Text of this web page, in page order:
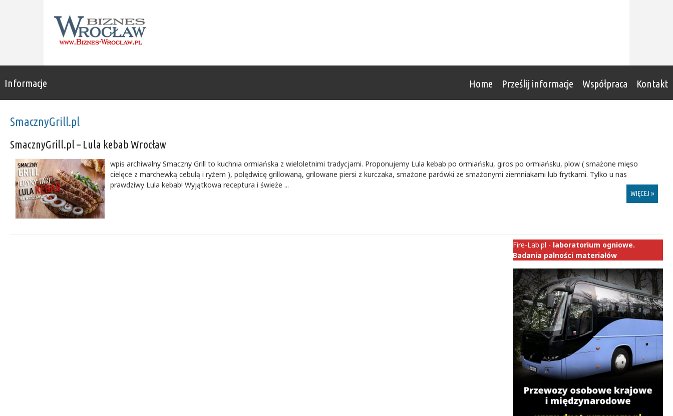
Informacje Home Prześlij informacje Współpraca Kontakt
SmacznyGrill.pl
SmacznyGrill.pl – Lula kebab Wrocław
wpis archiwalny Smaczny Grill to kuchnia ormiańska z wieloletnimi tradycjami. Proponujemy Lula kebab po ormiańsku, giros po ormiańsku, plow ( smażone mięso
cielęce z marchewką cebulą i ryżem ), polędwicę grillowaną, grilowane piersi z kurczaka, smażone parówki ze smażonymi ziemniakami lub frytkami. Tylko u nas
prawdziwy Lula kebab! Wyjątkowa receptura i świeże ...
WIĘCEJ »
Fire-Lab.pl - laboratorium ogniowe.
Badania palności materiałów